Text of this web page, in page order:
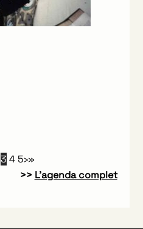
3 45›»
>> L’agenda complet